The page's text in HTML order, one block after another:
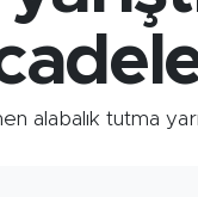
alabalık tutma